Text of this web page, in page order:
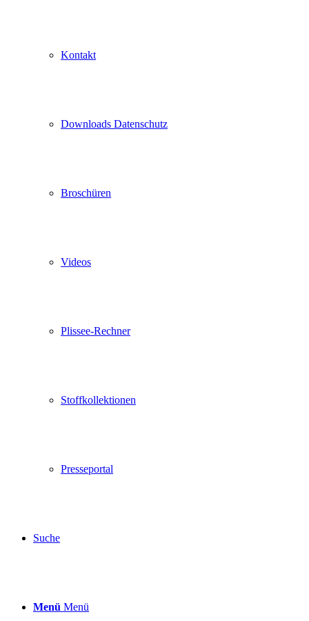
Kontakt
Downloads Datenschutz
Broschüren
Videos
Plissee-Rechner
Stoffkollektionen
Presseportal
Suche
Menü Menü